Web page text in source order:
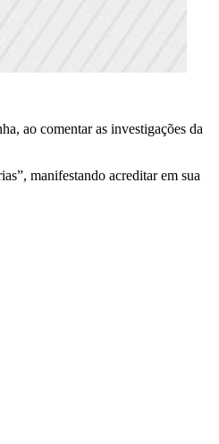
ao comentar as investigações da
manifestando acreditar em sua